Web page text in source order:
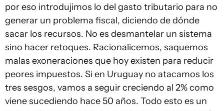
por eso introdujimos lo del gasto tributario para no
generar un problema fiscal, diciendo de dónde
sacar los recursos. No es desmantelar un sistema
sino hacer retoques. Racionalicemos, saquemos
malas exoneraciones que hoy existen para reducir
peores impuestos. Si en Uruguay no atacamos los
tres sesgos, vamos a seguir creciendo al 2% como
viene sucediendo hace 50 años. Todo esto es un